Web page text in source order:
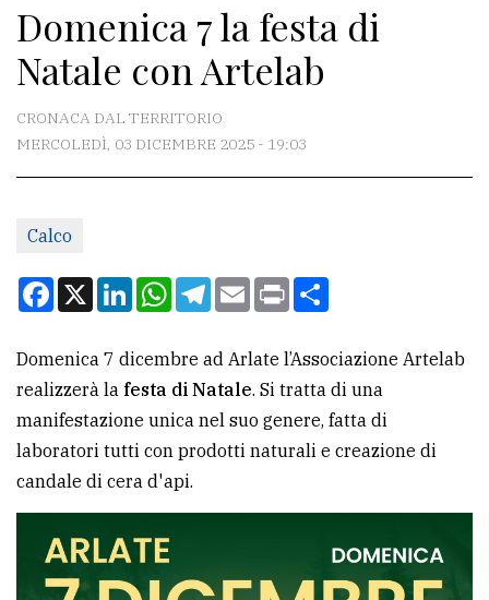
Associazioni
Meteo
redazione
Scrivici
la
tua
pubblicità
CERCA
Cerca
per
Domenica 7 la festa di
Natale con Artelab
CRONACA DAL TERRITORIO
MERCOLEDÌ, 03 DICEMBRE 2025 - 19:03
Calco
Facebook
X LinkedInWhatsApp
Telegram
EmailPrint
Domenica 7 dicembre ad Arlate l’Associazione Artelab
realizzerà la festa di Natale. Si tratta di una
manifestazione unica nel suo genere, fatta di
laboratori tutti con prodotti naturali e creazione di
candale di cera d'api.